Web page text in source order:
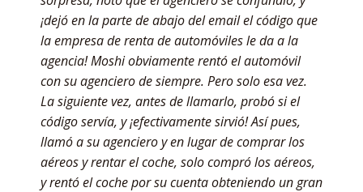
¡dejó en la parte de abajo del email el código que
la empresa de renta de automóviles le da a la
agencia! Moshi obviamente rentó el automóvil
con su agenciero de siempre. Pero solo esa vez.
La siguiente vez, antes de llamarlo, probó si el
código servía, y ¡efectivamente sirvió! Así pues,
llamó a su agenciero y en lugar de comprar los
aéreos y rentar el coche, solo compró los aéreos,
y rentó el coche por su cuenta obteniendo un gran